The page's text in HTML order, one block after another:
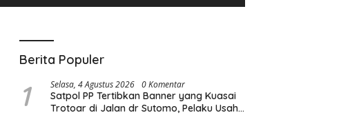
Berita Populer
1 Selasa, 4 Agustus 2026 0 Komentar
Satpol PP Tertibkan Banner yang Kuasai
Trotoar di Jalan dr Sutomo, Pelaku Usaha